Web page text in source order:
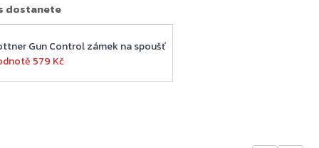
dostanete
Gun Control zámek na spoušť
579 Kč